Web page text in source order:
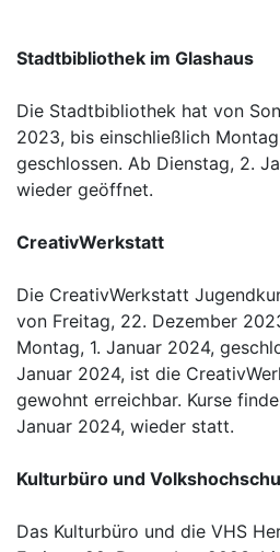
Stadtbibliothek im Glashaus
Die Stadtbibliothek hat von
2023, bis einschließlich
geschlossen. Ab Dienstag, 2.
wieder geöffnet.
CreativWerkstatt
Die CreativWerkstatt
von Freitag, 22. Dezember
Montag, 1. Januar 2024,
Januar 2024, ist die
gewohnt erreichbar. Kurse
Januar 2024, wieder statt.
Kulturbüro und
Das Kulturbüro und die VHS